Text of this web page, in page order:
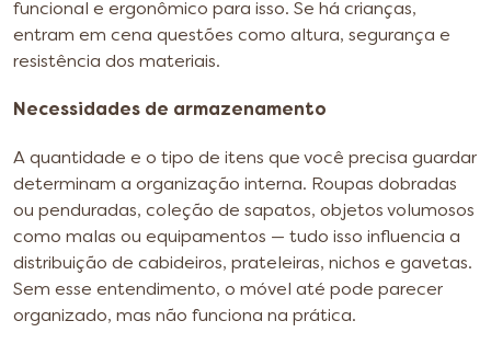
funcional e ergonômico para isso. Se há crianças,
entram em cena questões como altura, segurança e
resistência dos materiais.
Necessidades de armazenamento
A quantidade e o tipo de itens que você precisa guardar
determinam a organização interna. Roupas dobradas
ou penduradas, coleção de sapatos, objetos volumosos
como malas ou equipamentos — tudo isso influencia a
distribuição de cabideiros, prateleiras, nichos e gavetas.
Sem esse entendimento, o móvel até pode parecer
organizado, mas não funciona na prática.